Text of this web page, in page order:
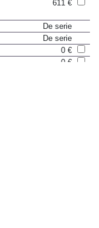
611 €
De serie
De serie
0 €
0 €